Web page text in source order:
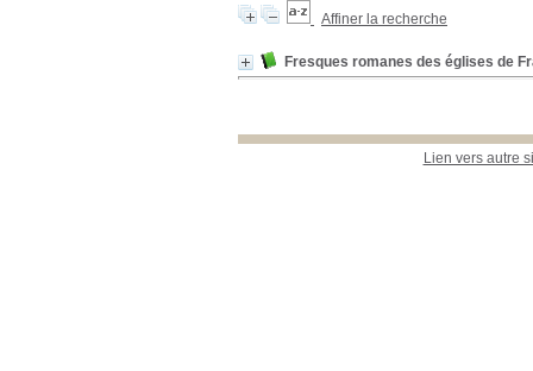
Affiner la recherche
Fresques romanes des églises de
Lien vers autre